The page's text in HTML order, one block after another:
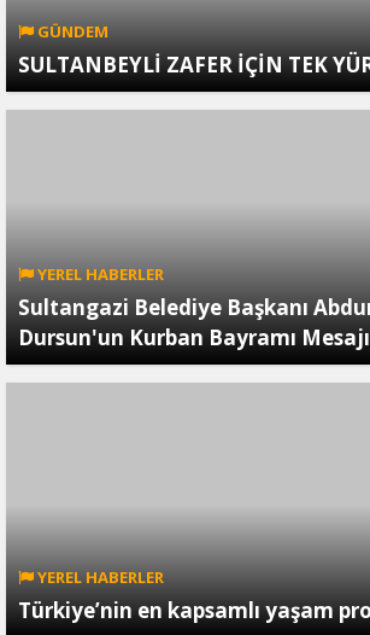
GÜNDEM
SULTANBEYLİ ZAFER İÇİN TEK
YEREL HABERLER
Sultangazi Belediye Başkanı
Dursun'un Kurban Bayramı Mesajı
YEREL HABERLER
Türkiye’nin en kapsamlı yaşam